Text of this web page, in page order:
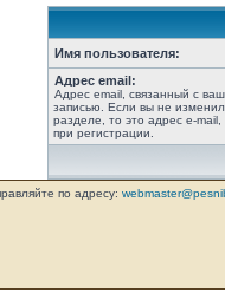
Имя пользователя:
Адрес email:
Адрес email, связанный с
записью. Если вы не
разделе, то это адрес e-
при регистрации.
по адресу: